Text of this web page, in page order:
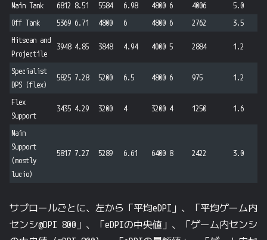
Main Tank
6812 8.51 5584 6.98 4800 6 4006
5.0
Off Tank
5369 6.71 4800 6 4800 6 2762
3.5
Hitscan and
Projectile
3948 4.85 3848 4.94 4000 5 2884 1.2
Specialist
DPS (flex)
5825 7.28 5200 6.5 4800 6 975 1.2
Flex
Support
3435 4.29 3200 4 3200 4 1250 1.6
Main
Support
(mostly
lucio)
5817 7.27 5289 6.61 6400 8 2422 3.0
サブロールごとに、左から「平均eDPI」、「平均ゲーム内
センシ@DPI 800」、「eDPIの中央値」、「ゲーム内センシ